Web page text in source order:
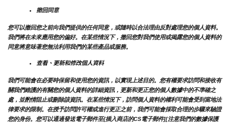
撤回同意
您可以撤回您之前向我們提供的任何同意，或隨時以合法理由反對處理您的個人資料。
我們將在未來應用您的偏好。在某些情況下，撤回您對我們使用或揭露您的個人資料的
同意將意味著您無法利用我們的某些產品或服務。
查看、更新和修改個人資料
我們可能會在必要時保留和使用您的資訊，以實現上述目的。您有權要求訪問和接收有
關我們維護的有關您的個人資料的詳細資訊，更新和更正您的個人數據中的不準確之
處，並酌情阻止或刪除該資訊。在某些情況下，訪問個人資料的權利可能會受到當地法
律要求的限制。在授予訪問許可權或進行更正之前，我們可能會採取合理的步驟來驗證
您的身份。您可以通過發送電子郵件至{插入商店的CS電子郵件][注意我們的數據保護